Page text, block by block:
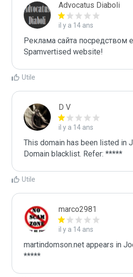
Advocatus Diaboli
il y a 14 ans
Реклама сайта посредством
Spamvertised website!
Utile
D V
il y a 14 ans
This domain has been listed in
Domain blacklist. Refer: *****
Utile
marco2981
il y a 14 ans
martindomson.net appears in
*****